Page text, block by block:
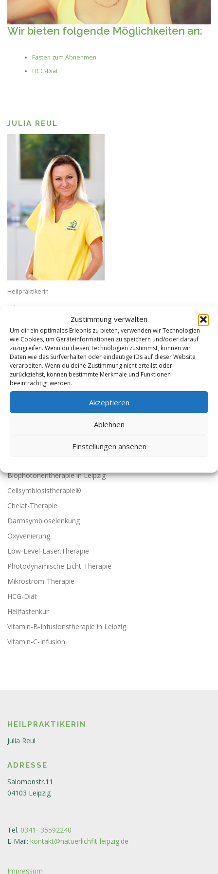
Zustimmung verwalten
Um dir ein optimales Erlebnis zu bieten, verwenden wir Technologien
wie Cookies, um Geräteinformationen zu speichern und/oder darauf
zuzugreifen. Wenn du diesen Technologien zustimmst, können wir
Daten wie das Surfverhalten oder eindeutige IDs auf dieser Website
verarbeiten. Wenn du deine Zustimmung nicht erteilst oder
zurückziehst, können bestimmte Merkmale und Funktionen
beeinträchtigt werden.
Akzeptieren
Ablehnen
Einstellungen ansehen
Wir bieten folgende Möglichkeiten an:
Fasten zum Abnehmen
HCG-Diät
JULIA REUL
Heilpraktikerin
Salomonstr.11
Tel. 0341- 35592240
E-Mail:kontakt@natuerlichfit-leipzig.de
WHATSAPP
0163 / 9719019
Für Terminwünsche und organisatorische Rückfragen. Bitte keine Befunde,
Diagnosen, Laborwerte oder sensiblen Gesundheitsdaten senden.
Biophotonentherapie in Leipzig
Cellsymbiosistherapie®
Chelat-Therapie
Darmsymbioselenkung
Oxyvenierung
Low-Level-Laser.Therapie
Photodynamische Licht-Therapie
Mikrostrom-Therapie
HCG-Diät
Heilfastenkur
Vitamin‑B‑Infusionstherapie in Leipzig
Vitamin-C-Infusion
HEILPRAKTIKERIN
Julia Reul
ADRESSE
Salomonstr.11
04103 Leipzig
Tel. 0341- 35592240
E-Mail: kontakt@natuerlichfit-leipzig.de
Impressum